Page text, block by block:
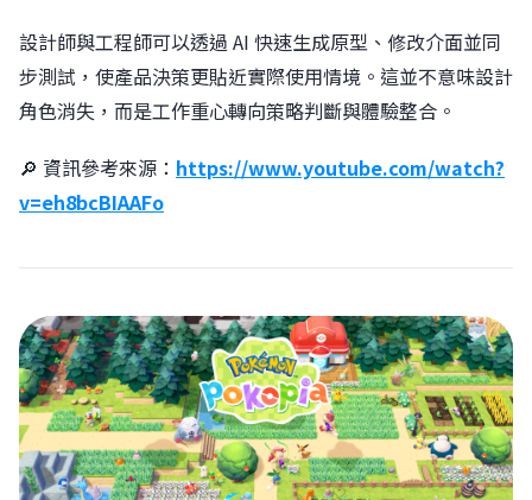
設計師與工程師可以透過 AI 快速生成原型、修改介面並同
步測試，使產品決策更貼近實際使用情境。這並不意味設計
角色消失，而是工作重心轉向策略判斷與體驗整合。
🔎 資訊參考來源： https://www.youtube.com/watch?
v=eh8bcBIAAFo